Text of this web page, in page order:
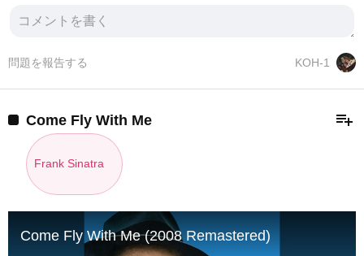
KOH-1
問題を報告する
playlist_add
Come Fly With Me
Frank Sinatra
Come Fly With Me (2008 Remastered)